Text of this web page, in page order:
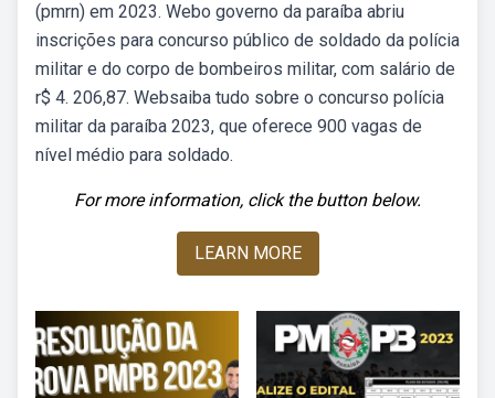
(pmrn) em 2023. Webo governo da paraíba abriu
inscrições para concurso público de soldado da polícia
militar e do corpo de bombeiros militar, com salário de
r$ 4. 206,87. Websaiba tudo sobre o concurso polícia
militar da paraíba 2023, que oferece 900 vagas de
nível médio para soldado.
For more information, click the button below.
LEARN MORE